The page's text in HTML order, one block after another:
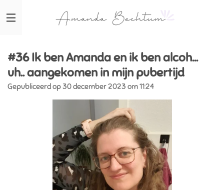
direct
hoofdinhoud
#36 Ik ben Amanda en ik ben alcoh...
uh.. aangekomen in mijn pubertijd
Gepubliceerd op 30 december 2023 om 11:24